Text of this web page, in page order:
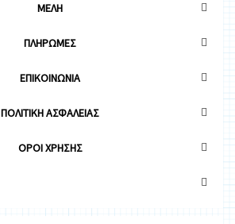
ΜΕΛΗ
ΠΛΗΡΩΜΕΣ
ΕΠΙΚΟΙΝΩΝΙΑ
ΠΟΛΙΤΙΚΗ ΑΣΦΑΛΕΙΑΣ
OΡΟΙ ΧΡΗΣΗΣ